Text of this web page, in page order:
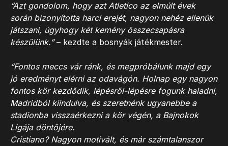
“Azt gondolom, hogy azt Atletico az elmúlt évek
során bizonyította harci erejét, nagyon nehéz ellenük
játszani, úgyhogy két kemény összecsapásra
készülünk.”– kezdte a bosnyák játékmester.
“Fontos meccs vár ránk, és megpróbálunk majd egy
jó eredményt elérni az odavágón. Holnap egy nagyon
fontos kör kezdődik, lépésről-lépésre fogunk haladni,
Madridból kiindulva, és szeretnénk ugyanebbe a
stadionba visszaérkezni a kör végén, a Bajnokok
Ligája döntőjére.
Cristiano? Nagyon motivált, és már számtalanszor